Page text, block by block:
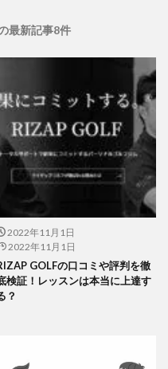
最新記事8件
2022年11月1日
2022年11月1日
GOLFの口コミや評判を徹
検証！レッスンは本当に上達す
？